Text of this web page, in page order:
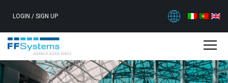
LOGIN / SIGN UP